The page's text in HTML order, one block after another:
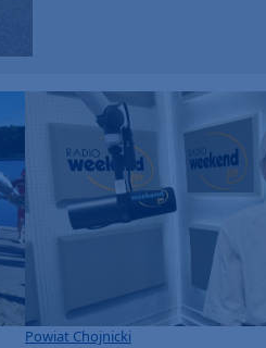
Powiat Chojnicki